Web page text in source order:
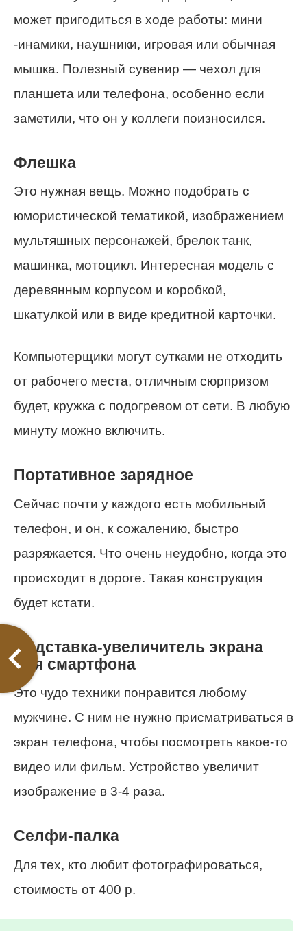
может пригодиться в ходе работы: мини
-инамики, наушники, игровая или обычная
мышка. Полезный сувенир — чехол для
планшета или телефона, особенно если
заметили, что он у коллеги поизносился.
Флешка
Это нужная вещь. Можно подобрать с
юмористической тематикой, изображением
мультяшных персонажей, брелок танк,
машинка, мотоцикл. Интересная модель с
деревянным корпусом и коробкой,
шкатулкой или в виде кредитной карточки.
Компьютерщики могут сутками не отходить
от рабочего места, отличным сюрпризом
будет, кружка с подогревом от сети. В любую
минуту можно включить.
Портативное зарядное
Сейчас почти у каждого есть мобильный
телефон, и он, к сожалению, быстро
разряжается. Что очень неудобно, когда это
происходит в дороге. Такая конструкция
будет кстати.
Подставка-увеличитель экрана
для смартфона
Это чудо техники понравится любому
мужчине. С ним не нужно присматриваться в
экран телефона, чтобы посмотреть какое-то
видео или фильм. Устройство увеличит
изображение в 3-4 раза.
Селфи-палка
Для тех, кто любит фотографироваться,
стоимость от 400 р.